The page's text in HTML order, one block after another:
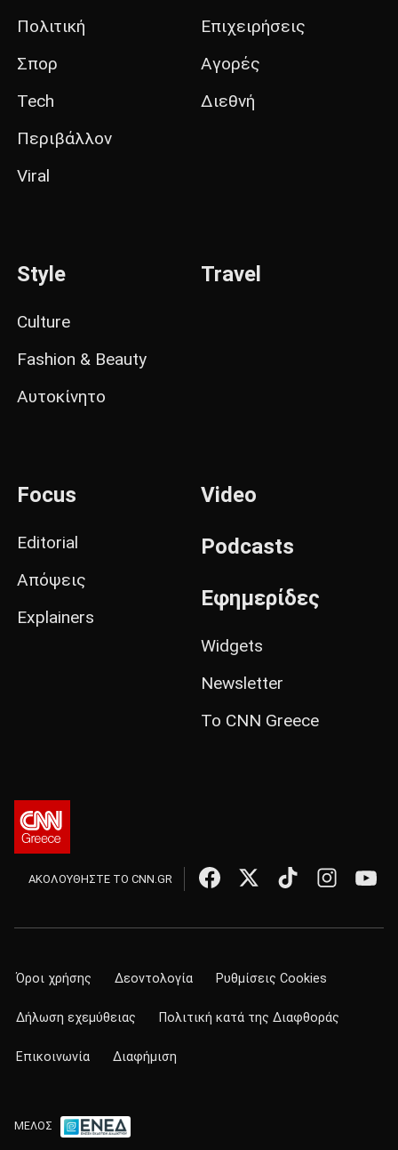
Πολιτική
Σπορ
Tech
Περιβάλλον
Viral
Επιχειρήσεις
Αγορές
Διεθνή
Style
Culture
Fashion & Beauty
Αυτοκίνητο
Travel
Focus
Editorial
Απόψεις
Explainers
Video
Podcasts
Εφημερίδες
Widgets
Newsletter
Το CNN Greece
ΑΚΟΛΟΥΘΗΣΤΕ ΤΟ CNN.GR
Όροι χρήσης Δεοντολογία Ρυθμίσεις Cookies
Δήλωση εχεμύθειας Πολιτική κατά της Διαφθοράς
Επικοινωνία Διαφήμιση
ΜΕΛΟΣ